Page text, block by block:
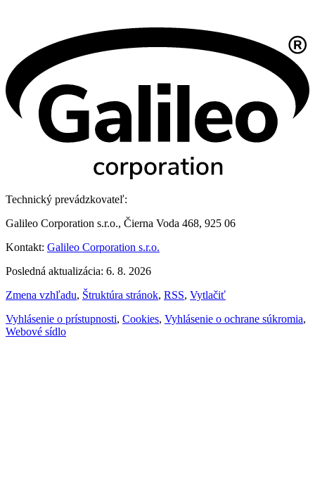
Technický prevádzkovateľ:
Galileo Corporation s.r.o., Čierna Voda 468, 925 06
Kontakt: Galileo Corporation s.r.o.
Posledná aktualizácia: 6. 8. 2026
Zmena vzhľadu, Štruktúra stránok, RSS, Vytlačiť
Vyhlásenie o prístupnosti, Cookies, Vyhlásenie o ochrane súkromia,
Webové sídlo